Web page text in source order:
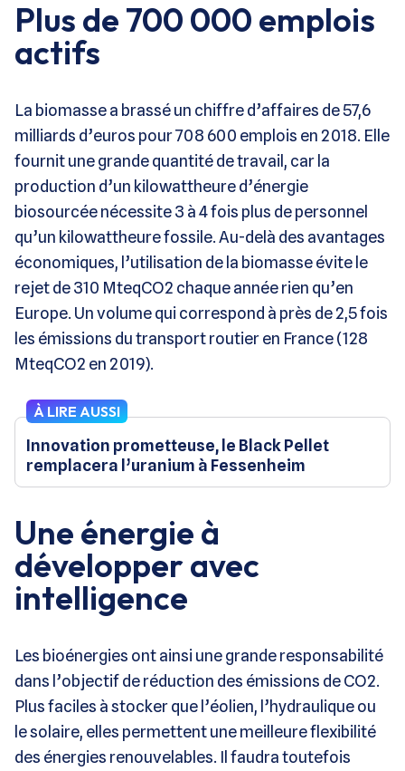
Plus de 700 000 emplois
actifs
La biomasse a brassé un chiffre d’affaires de 57,6
milliards d’euros pour 708 600 emplois en 2018. Elle
fournit une grande quantité de travail, car la
production d’un kilowattheure d’énergie
biosourcée nécessite 3 à 4 fois plus de personnel
qu’un kilowattheure fossile. Au-delà des avantages
économiques, l’utilisation de la biomasse évite le
rejet de 310 MteqCO2 chaque année rien qu’en
Europe. Un volume qui correspond à près de 2,5 fois
les émissions du transport routier en France (128
MteqCO2 en 2019).
À LIRE AUSSI
Innovation prometteuse, le Black Pellet
remplacera l’uranium à Fessenheim
Une énergie à
développer avec
intelligence
Les bioénergies ont ainsi une grande responsabilité
dans l’objectif de réduction des émissions de CO2.
Plus faciles à stocker que l’éolien, l’hydraulique ou
le solaire, elles permettent une meilleure flexibilité
des énergies renouvelables. Il faudra toutefois